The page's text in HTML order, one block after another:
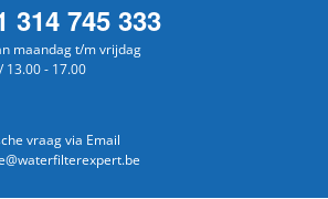
314 745 333
maandag t/m vrijdag
13.00 - 17.00
vraag via Email